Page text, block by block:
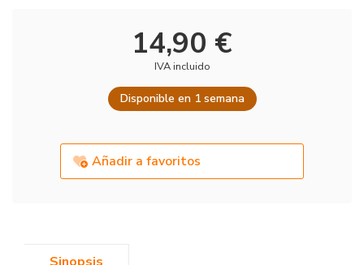
14,90 €
IVA incluido
Disponible en 1 semana
Añadir a favoritos